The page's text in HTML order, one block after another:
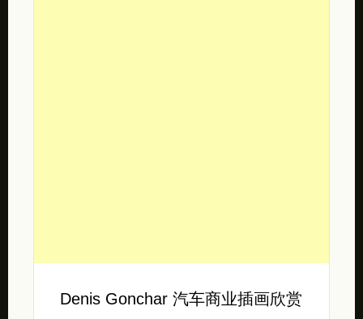
Denis Gonchar 汽车商业插画欣赏